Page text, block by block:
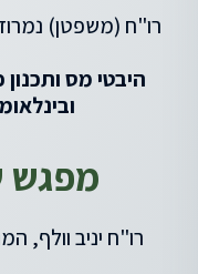
רו"ח (משפטן)
היבטי מס
מפגש
רו"ח יניב וולף,